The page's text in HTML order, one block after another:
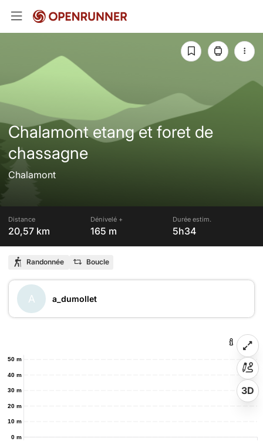
Chalamont etang et foret de
chassagne
Chalamont
Distance
20,57 km
Dénivelé +
165 m
Durée estim.
5h34
Randonnée Boucle
A a_dumollet
0 m
10 m
20 m
30 m
40 m
50 m
3D